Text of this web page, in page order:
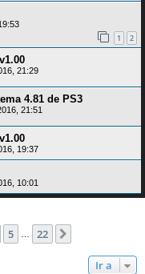
1 2
21:29
4.81 de PS3
21:51
19:37
10:01
5 22
Ir a